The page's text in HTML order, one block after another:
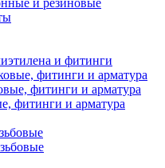
и резиновые
и фитинги
фитинги и арматура
фитинги и арматура
фитинги и арматура